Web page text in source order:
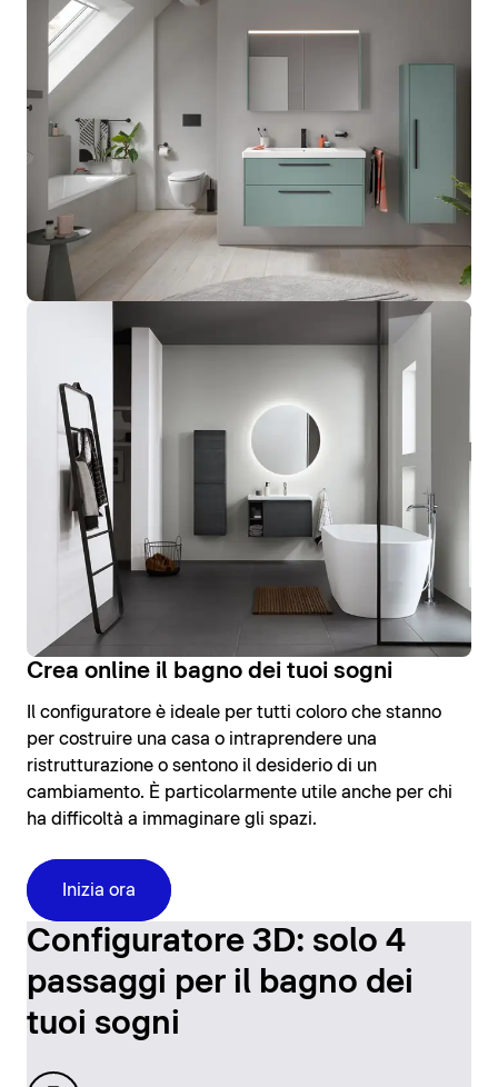
Crea online il bagno dei tuoi sogni
Il configuratore è ideale per tutti coloro che stanno
per costruire una casa o intraprendere una
ristrutturazione o sentono il desiderio di un
cambiamento. È particolarmente utile anche per chi
ha difficoltà a immaginare gli spazi.
Inizia ora
Configuratore 3D: solo 4
passaggi per il bagno dei
tuoi sogni